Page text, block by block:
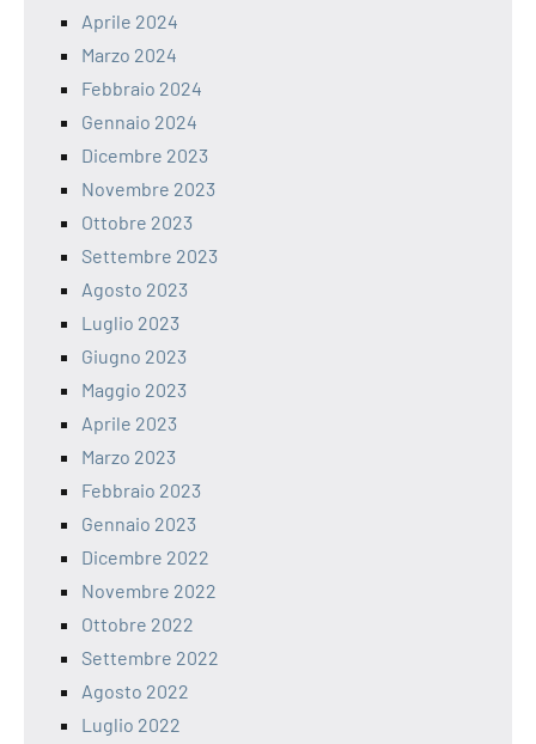
Aprile 2024
Marzo 2024
Febbraio 2024
Gennaio 2024
Dicembre 2023
Novembre 2023
Ottobre 2023
Settembre 2023
Agosto 2023
Luglio 2023
Giugno 2023
Maggio 2023
Aprile 2023
Marzo 2023
Febbraio 2023
Gennaio 2023
Dicembre 2022
Novembre 2022
Ottobre 2022
Settembre 2022
Agosto 2022
Luglio 2022